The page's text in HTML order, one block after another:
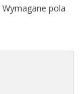
Wymagane pola